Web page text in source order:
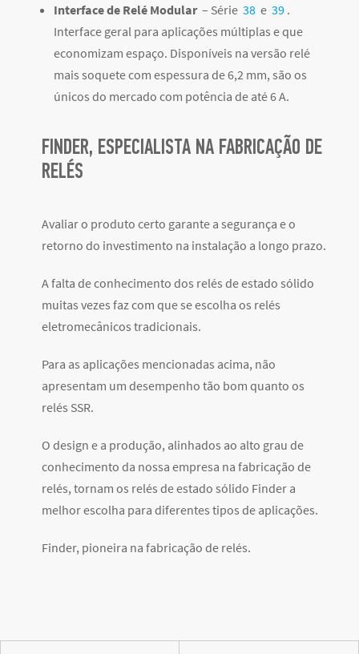
Interface de Relé Modular– Série 38 e 39 .
Interface geral para aplicações múltiplas e que
economizam espaço. Disponíveis na versão relé
mais soquete com espessura de 6,2 mm, são os
únicos do mercado com potência de até 6 A.
FINDER, ESPECIALISTA NA FABRICAÇÃO DE
RELÉS
Avaliar o produto certo garante a segurança e o
retorno do investimento na instalação a longo prazo.
A falta de conhecimento dos relés de estado sólido
muitas vezes faz com que se escolha os relés
eletromecânicos tradicionais.
Para as aplicações mencionadas acima, não
apresentam um desempenho tão bom quanto os
relés SSR.
O design e a produção, alinhados ao alto grau de
conhecimento da nossa empresa na fabricação de
relés, tornam os relés de estado sólido Finder a
melhor escolha para diferentes tipos de aplicações.
Finder, pioneira na fabricação de relés.